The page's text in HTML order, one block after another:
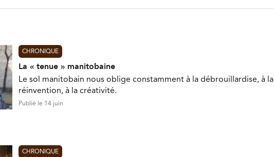
CHRONIQUE
La « tenue » manitobaine
Le sol manitobain nous oblige constamment à la débrouillardise, à la
réinvention, à la créativité.
Publié le 14 juin
CHRONIQUE